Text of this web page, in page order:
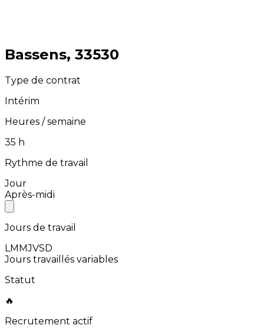
⁨Bassens⁩, ⁨33530⁩
Type de contrat
Intérim
Heures / semaine
⁨35⁩ h
Rythme de travail
Jour
Après-midi
Jours de travail
LMMJVSD
Jours travaillés variables
Statut
🔥
Recrutement actif